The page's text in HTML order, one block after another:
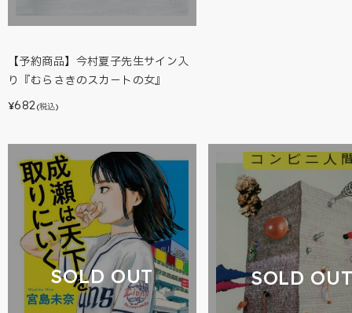
【予約商品】今村夏子先生サイン入
り『むらさきのスカ－トの女』
¥682(税込)
SOLD OUT SOLD